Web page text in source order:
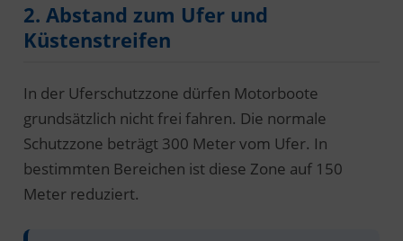
2. Abstand zum Ufer und
Küstenstreifen
In der Uferschutzzone dürfen Motorboote
grundsätzlich nicht frei fahren. Die normale
Schutzzone beträgt 300 Meter vom Ufer. In
bestimmten Bereichen ist diese Zone auf 150
Meter reduziert.